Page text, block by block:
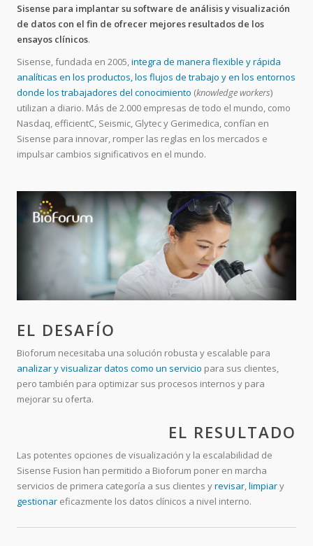
Sisense para implantar su software de análisis y visualización
de datos con el fin de ofrecer mejores resultados de los
ensayos clínicos.
Sisense, fundada en 2005,integra de manera flexible y rápida
analíticas en los productos, los flujos de trabajo y en los entornos
donde los trabajadores del conocimiento (knowledge workers)
utilizan a diario. Más de 2.000 empresas de todo el mundo, como
Nasdaq, efficientC, Seismic, Glytec y Gerimedica, confían en
Sisense para innovar, romper las reglas en los mercados e
impulsar cambios significativos en el mundo.
EL DESAFÍO
Bioforum necesitaba una solución robusta y escalable para
analizar y visualizar datos como un servicio para sus clientes,
pero también para optimizar sus procesos internos y para
mejorar su oferta.
EL RESULTADO
Las potentes opciones de visualización y la escalabilidad de
Sisense Fusion han permitido a Bioforum poner en marcha
servicios de primera categoría a sus clientes yrevisar,limpiary
gestionar eficazmente los datos clínicos a nivel interno.